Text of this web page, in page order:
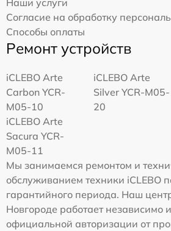
Согласие на обработку
Способы оплаты
Ремонт устройств
iCLEBO Arte
Carbon YCR-
M05-10
iCLEBO Arte
Silver YCR-M05-
20
iCLEBO Arte
Sacura YCR-
M05-11
Мы занимаемся ремонтом и
обслуживанием техники iCLEBO
гарантийного периода. Наш
Новгороде работает независимо
официальной авторизации от